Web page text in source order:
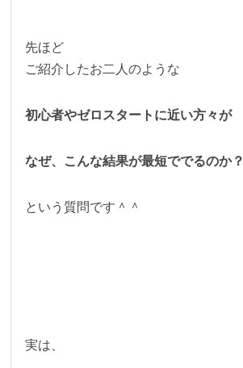
先ほど
ご紹介したお二人のような
初心者やゼロスタートに近い方々が
なぜ、こんな結果が最短ででるのか？
という質問です＾＾
実は、